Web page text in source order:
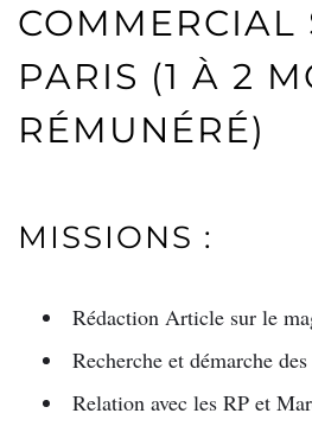
COMMERCIAL
PARIS (1 À 2
RÉMUNÉRÉ)
MISSIONS :
Rédaction Article sur le
Recherche et démarche
Relation avec les RP et